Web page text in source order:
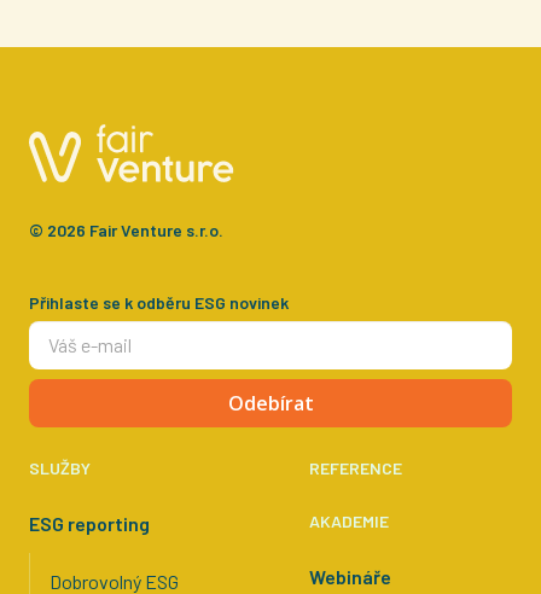
© 2026 Fair Venture s.r.o.
Přihlaste se k odběru ESG novinek
Odebírat
SLUŽBY
ESG reporting
Dobrovolný ESG
REFERENCE
AKADEMIE
Webináře